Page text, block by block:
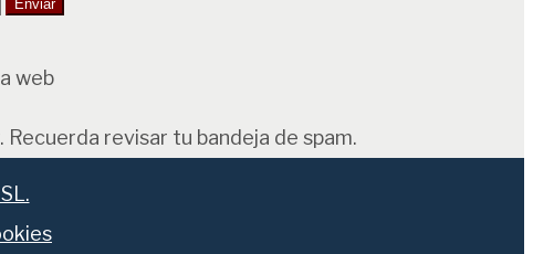
web
revisar tu bandeja de spam.